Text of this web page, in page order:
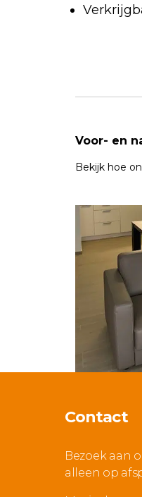
Voor- en
Bekijk hoe
Contact
Bezoek aan
alleen op